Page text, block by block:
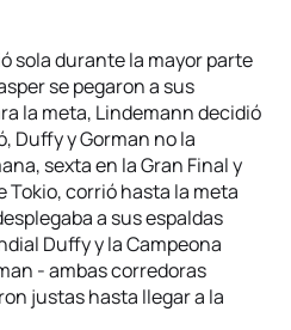
sola durante la mayor parte
se pegaron a sus
la meta, Lindemann decidió
Duffy y Gorman no la
sexta en la Gran Final y
Tokio, corrió hasta la meta
a sus espaldas
Duffy y la Campeona
- ambas corredoras
justas hasta llegar a la